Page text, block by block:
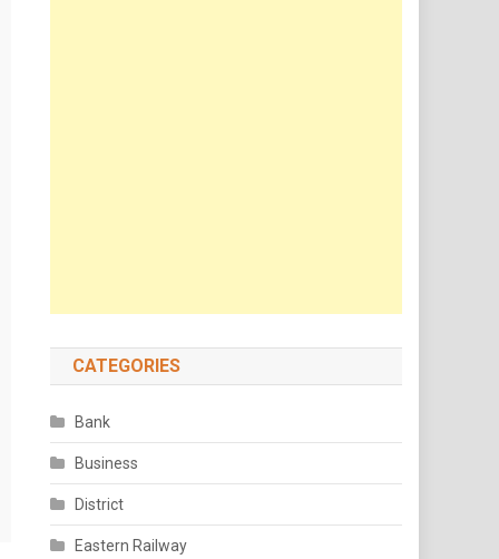
CATEGORIES
Bank
Business
District
Eastern Railway